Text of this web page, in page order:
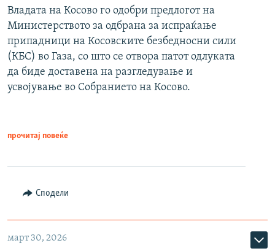
Владата на Косово го одобри предлогот на
Министерството за одбрана за испраќање
припадници на Косовските безбедносни сили
(КБС) во Газа, со што се отвора патот одлуката
да биде доставена на разгледување и
усвојување во Собранието на Косово.
прочитај повеќе
Сподели
март 30, 2026